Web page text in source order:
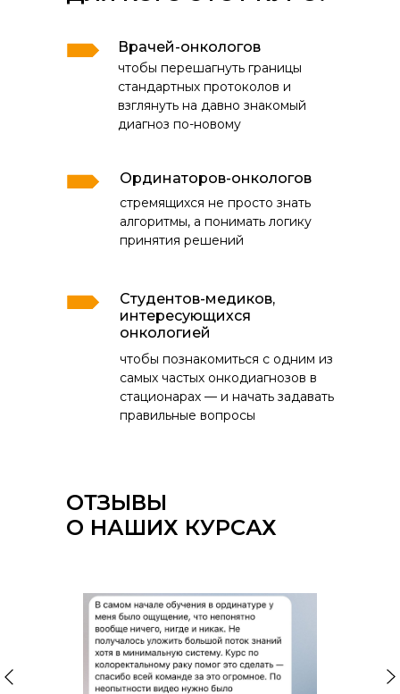
Врачей-онкологов
чтобы перешагнуть границы
стандартных протоколов и
взглянуть на давно знакомый
диагноз по-новому
Ординаторов-онкологов
стремящихся не просто знать
алгоритмы, а понимать логику
принятия решений
Студентов-медиков,
интересующихся
онкологией
чтобы познакомиться с одним из
самых частых онкодиагнозов в
стационарах — и начать задавать
правильные вопросы
ОТЗЫВЫ
О НАШИХ КУРСАХ